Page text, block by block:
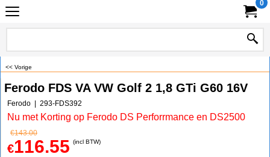
0
<< Vorige
Ferodo FDS VA VW Golf 2 1,8 GTi G60 16V
Ferodo 293-FDS392
Nu met Korting op Ferodo DS Perforrmance en DS2500
€143.00
€116.55 (incl BTW)